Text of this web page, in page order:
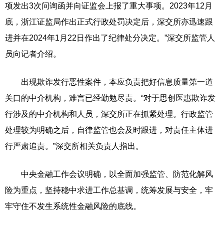
项发出3次问询函并向证监会上报了重大事项。2023年12月
底，浙江证监局作出正式行政处罚决定后，深交所亦迅速跟
进并在2024年1月22日作出了纪律处分决定。”深交所监管人
员向记者介绍。
出现欺诈发行恶性案件，本应负责把好信息质量第一道
关口的中介机构，难言已经勤勉尽责。“对于思创医惠欺诈发
行涉及的中介机构和人员，深交所正在抓紧处理。行政监管
处理较为明确之后，自律监管也会及时跟进，对责任主体进
行严肃追责。”深交所相关负责人指出。
中央金融工作会议明确，以全面加强监管、防范化解风
险为重点，坚持稳中求进工作总基调，统筹发展与安全，牢
牢守住不发生系统性金融风险的底线。